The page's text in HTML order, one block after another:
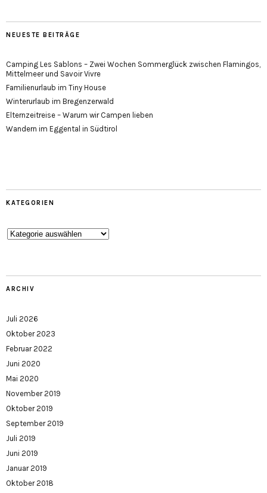
NEUESTE BEITRÄGE
Camping Les Sablons – Zwei Wochen Sommerglück zwischen Flamingos,
Mittelmeer und Savoir Vivre
Familienurlaub im Tiny House
Winterurlaub im Bregenzerwald
Elternzeitreise – Warum wir Campen lieben
Wandern im Eggental in Südtirol
KATEGORIEN
Kategorien
ARCHIV
Juli 2026
Oktober 2023
Februar 2022
Juni 2020
Mai 2020
November 2019
Oktober 2019
September 2019
Juli 2019
Juni 2019
Januar 2019
Oktober 2018